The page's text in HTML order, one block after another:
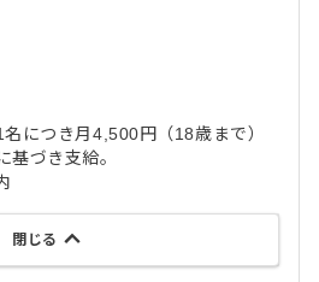
につき月4,500円（18歳まで）
づき支給。
閉じる